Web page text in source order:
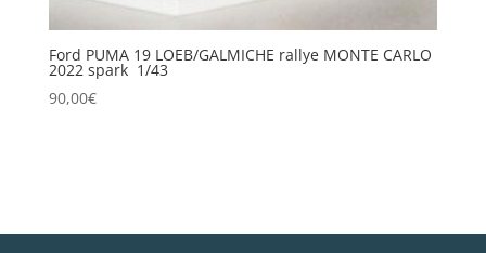
Ford PUMA 19 LOEB/GALMICHE rallye MONTE CARLO
2022 spark 1/43
90,00€